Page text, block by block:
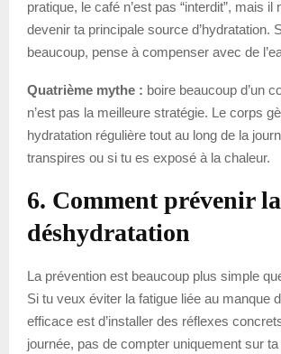
pratique, le café n’est pas “interdit”, mais il
devenir ta principale source d’hydratation.
beaucoup, pense à compenser avec de
Quatrième mythe : boire beaucoup d’un
n’est pas la meilleure stratégie. Le corps
hydratation régulière tout au long de la
transpires ou si tu es exposé à la chaleur.
6. Comment prévenir la
déshydratation
La prévention est beaucoup plus simple
Si tu veux éviter la fatigue liée au manque
efficace est d’installer des réflexes
journée, pas de compter uniquement sur